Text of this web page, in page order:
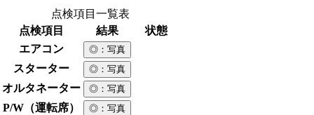
点検項目一覧表
点検項目
結果
状態
エアコン
◎ ：写真
スターター ◎ ：写真
オルタネーター ◎ ：写真
P/W（運転席） ◎ ：写真